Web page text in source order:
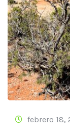
febrero 18,